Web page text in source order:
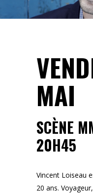
MAI
SCÈNE
20H45
Vincent Loiseau
20 ans.